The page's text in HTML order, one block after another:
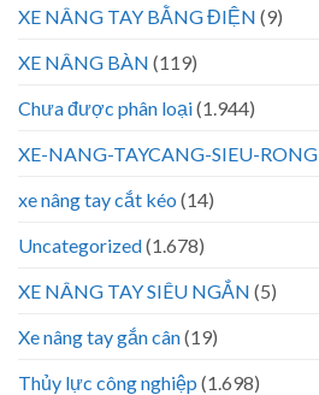
XE NÂNG TAY BẰNG ĐIỆN (9)
XE NÂNG BÀN (119)
Chưa được phân loại(1.944)
XE-NANG-TAYCANG-SIEU-RONG
xe nâng tay cắt kéo (14)
Uncategorized(1.678)
XE NÂNG TAY SIÊU NGẮN (5)
Xe nâng tay gắn cân(19)
Thủy lực công nghiệp (1.698)